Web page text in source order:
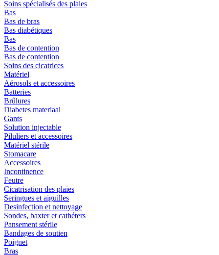
Soins spécialisés des plaies
Bas
Bas de bras
Bas diabétiques
Bas
Bas de contention
Bas de contention
Soins des cicatrices
Matériel
Aérosols et accessoires
Batteries
Brûlures
Diabetes materiaal
Gants
Solution injectable
Piluliers et accessoires
Matériel stérile
Stomacare
Accessoires
Incontinence
Feutre
Cicatrisation des plaies
Seringues et aiguilles
Desinfection et nettoyage
Sondes, baxter et cathéters
Pansement stérile
Bandages de soutien
Poignet
Bras